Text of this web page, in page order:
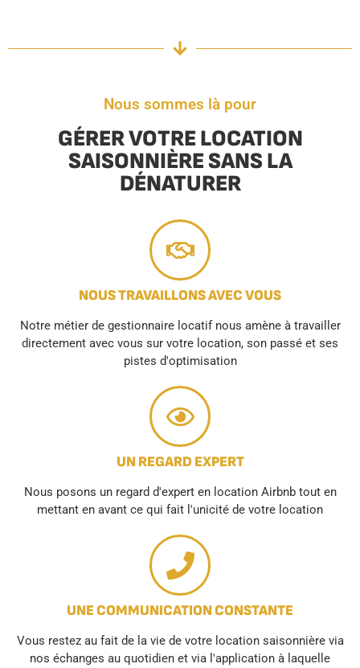
Nous sommes là pour
GÉRER VOTRE LOCATION
SAISONNIÈRE SANS LA
DÉNATURER
NOUS TRAVAILLONS AVEC VOUS
Notre métier de gestionnaire locatif nous amène à travailler
directement avec vous sur votre location, son passé et ses
pistes d'optimisation
UN REGARD EXPERT
Nous posons un regard d'expert en location Airbnb tout en
mettant en avant ce qui fait l'unicité de votre location
UNE COMMUNICATION CONSTANTE
Vous restez au fait de la vie de votre location saisonnière via
nos échanges au quotidien et via l'application à laquelle